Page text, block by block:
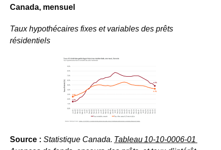
Canada, mensuel
Taux hypothécaires fixes et variables des prêts
résidentiels
Source : Statistique Canada. Tableau 10-10-0006-01